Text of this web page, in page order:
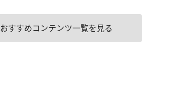
おすすめコンテンツ一覧を見る